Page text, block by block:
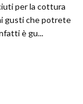
per la cottura
gusti che potrete
è gu...